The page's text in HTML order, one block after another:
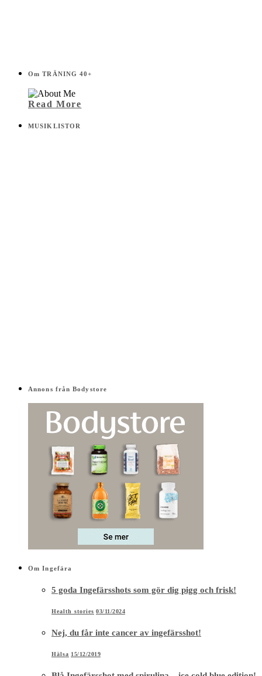
Om TRÄNING 40+
Read More
MUSIKLISTOR
Annons från Bodystore
Om Ingefära
5 goda Ingefärsshots som gör dig pigg och frisk!
Health stories 03/11/2024
Nej, du får inte cancer av ingefärsshot!
Hälsa 15/12/2019